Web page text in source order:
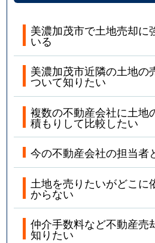
美濃加茂市で土地売却に
いる
美濃加茂市近隣の土地の
ついて知りたい
複数の不動産会社に土地
積もりして比較したい
今の不動産会社の担当者
土地を売りたいがどこに
からない
仲介手数料など不動産売
知りたい